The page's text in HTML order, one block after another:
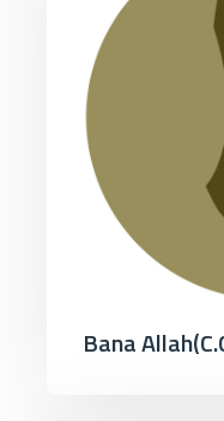
Bana